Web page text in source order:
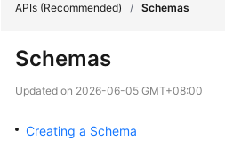
New
Bulletin
APIs (Recommended)
/ Schemas
Schemas
Updated on 2026-06-05 GMT+08:00
Creating a Schema